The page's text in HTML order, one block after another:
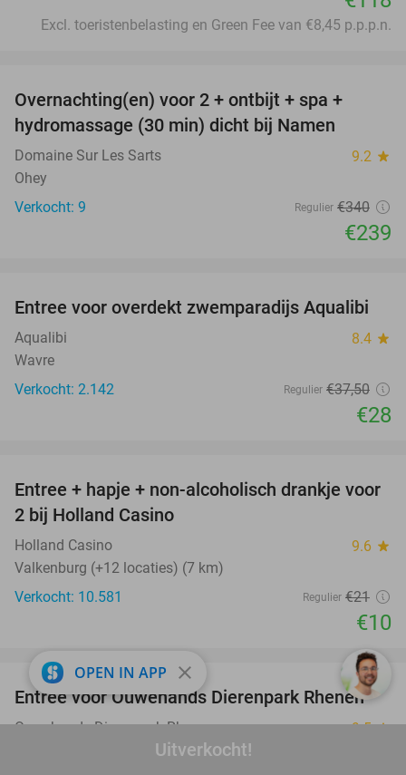
Uitverkocht!
Excl. toeristenbelasting en Green Fee van €8,45 p.p.p.n.
Overnachting(en) voor 2 + ontbijt + spa +
hydromassage (30 min) dicht bij Namen
Domaine Sur Les Sarts 9.2 star
Ohey
Verkocht: 9
Regulier €340
€239
25%
Entree voor overdekt zwemparadijs Aqualibi
Aqualibi 8.4 star
Wavre
Verkocht: 2.142
Regulier €37,50
€28
52%
Entree + hapje + non-alcoholisch drankje voor
2 bij Holland Casino
Holland Casino 9.6 star
Valkenburg (+12 locaties) (7 km)
Verkocht: 10.581
Regulier €21
€10
19%
favorite_border
Entree voor Ouwehands Dierenpark Rhenen
Ouwehands Dierenpark Rhenen 9.5star
OPEN IN APP close